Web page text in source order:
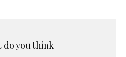
do you think